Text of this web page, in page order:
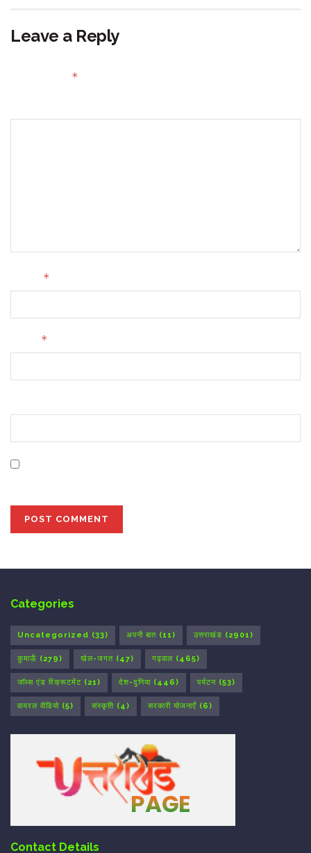
Leave a Reply
*
*
*
Categories
Uncategorized (33) अपनी बात (11) उत्तराखंड (2901)
कुमाऊँ (279) खेल-जगत (47) गढ़वाल (465)
जॉब्स एंड रिक्रूटमेंट (21) देश-दुनिया (446) पर्यटन (53)
वायरल वीडियो (5) संस्कृति (4) सरकारी योजनाएँ (6)
Contact Details